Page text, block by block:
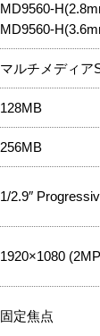
MD9560-
MD9560-
マルチメディア
128MB
256MB
1/2.9″
1920×1080
固定焦点